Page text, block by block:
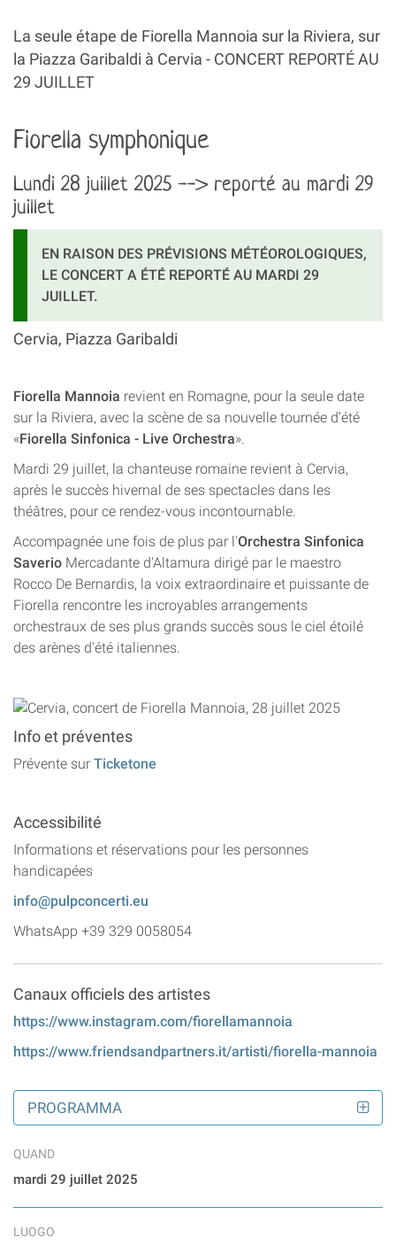
La seule étape de Fiorella Mannoia sur la Riviera, sur
la Piazza Garibaldi à Cervia - CONCERT REPORTÉ AU
29 JUILLET
Fiorella symphonique
Lundi 28 juillet 2025 --> reporté au mardi 29
juillet
EN RAISON DES PRÉVISIONS MÉTÉOROLOGIQUES,
LE CONCERT A ÉTÉ REPORTÉ AU MARDI 29
JUILLET.
Cervia, Piazza Garibaldi
Fiorella Mannoia revient en Romagne, pour la seule date
sur la Riviera, avec la scène de sa nouvelle tournée d'été
«Fiorella Sinfonica - Live Orchestra».
Mardi 29 juillet, la chanteuse romaine revient à Cervia,
après le succès hivernal de ses spectacles dans les
théâtres, pour ce rendez-vous incontournable.
Accompagnée une fois de plus par l'Orchestra Sinfonica
Saverio Mercadante d'Altamura dirigé par le maestro
Rocco De Bernardis, la voix extraordinaire et puissante de
Fiorella rencontre les incroyables arrangements
orchestraux de ses plus grands succès sous le ciel étoilé
des arènes d'été italiennes.
Info et préventes
Prévente sur Ticketone
Accessibilité
Informations et réservations pour les personnes
handicapées
info@pulpconcerti.eu
WhatsApp +39 329 0058054
Canaux officiels des artistes
https://www.instagram.com/fiorellamannoia
https://www.friendsandpartners.it/artisti/fiorella-mannoia
PROGRAMMA
QUAND
mardi 29 juillet 2025
LUOGO